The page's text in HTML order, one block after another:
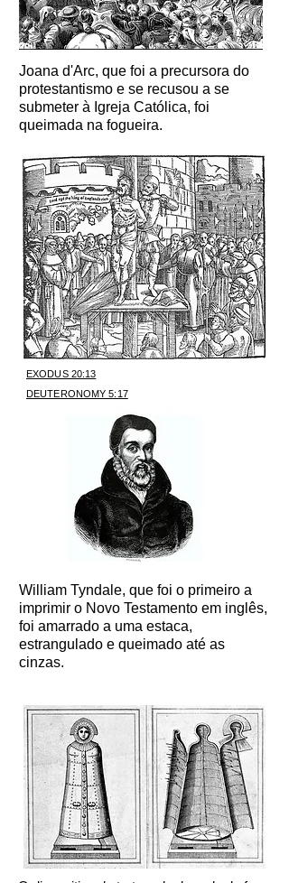
Joana d'Arc, que foi a precursora do
protestantismo e se recusou a se
submeter à Igreja Católica, foi
queimada na fogueira.
EXODUS 20:13
DEUTERONOMY 5:17
William Tyndale, que foi o primeiro a
imprimir o Novo Testamento em inglês,
foi amarrado a uma estaca,
estrangulado e queimado até as
cinzas.